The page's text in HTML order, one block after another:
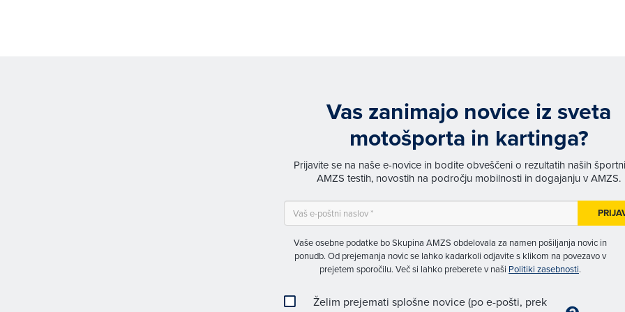
Vas zanimajo novice iz sveta
motošporta in kartinga?
Prijavite se na naše e-novice in bodite obveščeni o rezultatih naših
AMZS testih, novostih na področju mobilnosti in dogajanju v AMZS.
Vaše osebne podatke bo Skupina AMZS obdelovala za namen pošiljanja novic in
ponudb. Od prejemanja novic se lahko kadarkoli odjavite s klikom na povezavo v
prejetem sporočilu. Več si lahko preberete v naši Politiki zasebnosti.
Želim prejemati splošne novice (po e-pošti, prek